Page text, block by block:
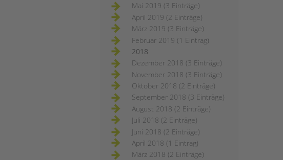
Mai 2019 (3 Einträge)
April 2019 (2 Einträge)
März 2019 (3 Einträge)
Februar 2019 (1 Eintrag)
2018
Dezember 2018 (3 Einträge)
November 2018 (3 Einträge)
Oktober 2018 (2 Einträge)
September 2018 (3 Einträge)
August 2018 (2 Einträge)
Juli 2018 (2 Einträge)
Juni 2018 (2 Einträge)
April 2018 (1 Eintrag)
März 2018 (2 Einträge)